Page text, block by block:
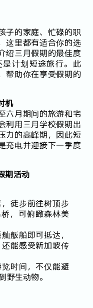
子的家庭、忙碌的职
这里都有适合你的选
绍三月假期的最佳度
计划短途旅行。此
帮助你在享受假期的
机
六月期间的旅游和宅
利用三月学校假期出
力的高峰期，因此短
充电并迎接下一季度
期活动
徒步前往树顶步
，可俯瞰森林美
舨船即可抵达，
能感受新加坡传
时间，不仅能避
野生动物。